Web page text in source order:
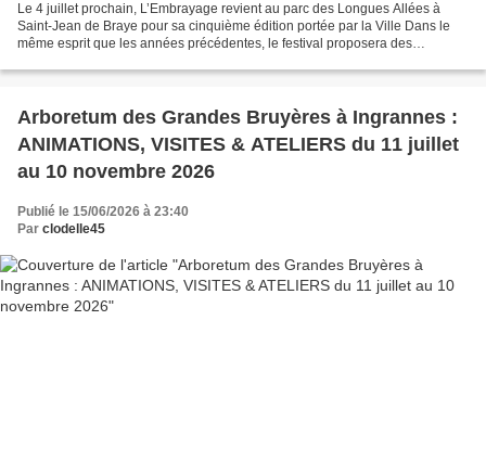
Le 4 juillet prochain, L’Embrayage revient au parc des Longues Allées à
Saint-Jean de Braye pour sa cinquième édition portée par la Ville Dans le
même esprit que les années précédentes, le festival proposera des
Arboretum des Grandes Bruyères à Ingrannes :
ANIMATIONS, VISITES & ATELIERS du 11 juillet
au 10 novembre 2026
Publié le 15/06/2026 à 23:40
Par clodelle45